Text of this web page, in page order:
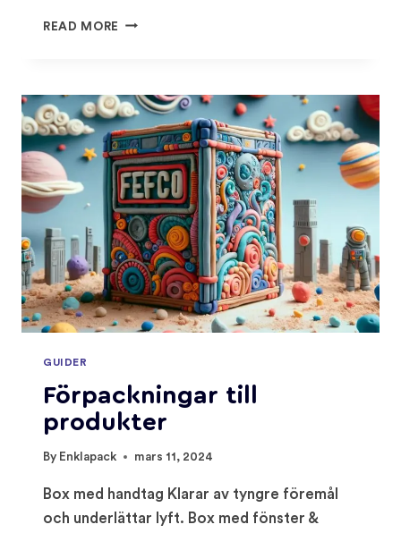
READ MORE VERKTYG:
GUIDER
Förpackningar till
produkter
By Enklapack mars 11, 2024
Box med handtag Klarar av tyngre föremål
och underlättar lyft. Box med fönster &